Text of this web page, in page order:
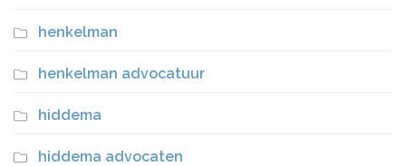
henkelman
henkelman advocatuur
hiddema
hiddema advocaten